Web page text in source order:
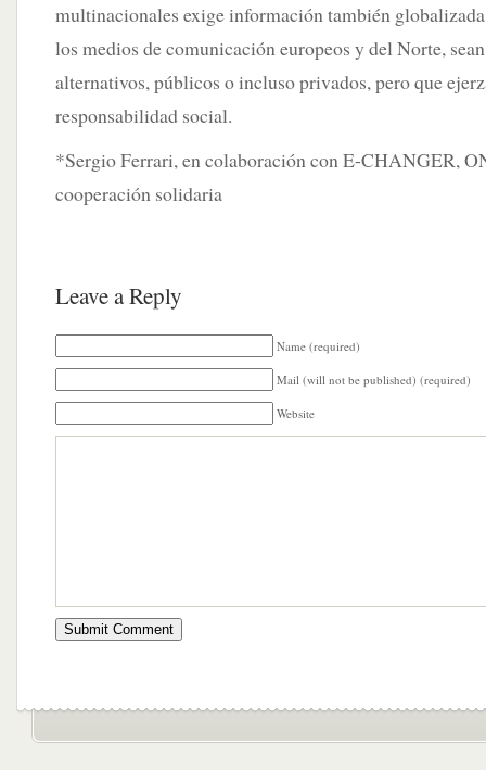
multinacionales exige información también
los medios de comunicación europeos y del Norte,
alternativos, públicos o incluso privados, pero que
responsabilidad social.
*Sergio Ferrari, en colaboración con E-CHANGER,
cooperación solidaria
Leave a Reply
Name (required)
Mail (will not be published) (required)
Website